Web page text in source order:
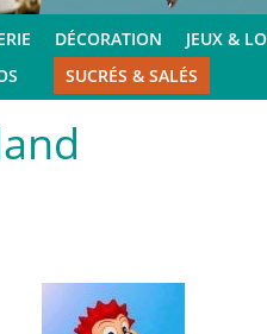
DÉCORATION
JEUX &
SUCRÉS & SALÉS